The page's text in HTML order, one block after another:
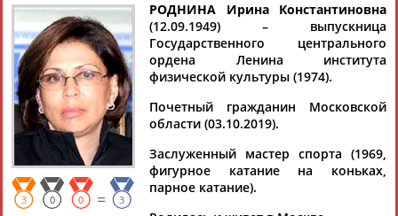
Найдено: 1персона Расширенный поиск
Ирина
РОДНИНА
Ваш запрос: "Ирина РОДНИНА"
Фигурное катание на коньках
3 0 0 = 3
РОДНИНА Ирина Константиновна
(12.09.1949) – выпускница
Государственного центрального
ордена Ленина института
физической культуры (1974).
Почетный гражданин Московской
области (03.10.2019).
Заслуженный мастер спорта (1969,
фигурное катание на коньках,
парное катание).